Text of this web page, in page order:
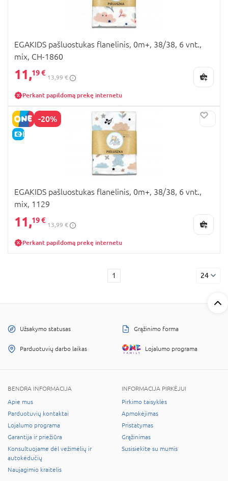
EGAKIDS pašluostukas flanelinis, 0m+, 38/38, 6 vnt.,
mix, CH-1860
11,19 €
13,99 €
Perkant papildomą prekę internetu
-20%
E-KAINA
EGAKIDS pašluostukas flanelinis, 0m+, 38/38, 6 vnt.,
mix, 1129
11,19 €
13,99 €
Perkant papildomą prekę internetu
1 24
Užsakymo statusas Grąžinimo forma
Parduotuvių darbo laikas Lojalumo programa
BENDRA INFORMACIJA
Apie mus
Parduotuvių kontaktai
Lojalumo programa
Garantija ir priežiūra
Konsultuojame dėl vežimėlių ir
autokėdučių
Naujagimio kraitelis
INFORMACIJA PIRKĖJUI
Pirkimo taisyklės
Apmokėjimas
Pristatymas
Grąžinimas
Susisiekite su mumis